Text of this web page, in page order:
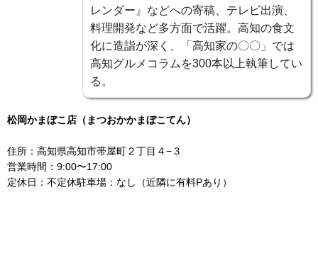
レンダー』などへの寄稿、テレビ出演、
料理開発など多方面で活躍。高知の食文
化に造詣が深く、「高知家の〇〇」では
高知グルメコラムを300本以上執筆してい
る。
松岡かまぼこ店（まつおかかまぼこてん）
住所：高知県高知市帯屋町２丁目４−３
営業時間：9:00〜17:00
定休日：不定休駐車場：なし（近隣に有料Pあり）